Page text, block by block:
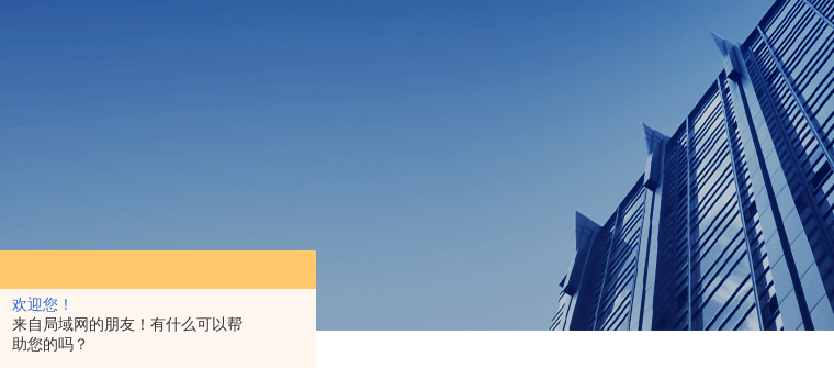
欢迎您！
来自局域网的朋友！有什么可以帮
助您的吗？